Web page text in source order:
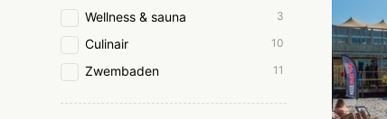
Wellness & sauna 3
Culinair 10
Zwembaden 11